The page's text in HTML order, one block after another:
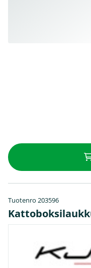
Tuotenro 203596